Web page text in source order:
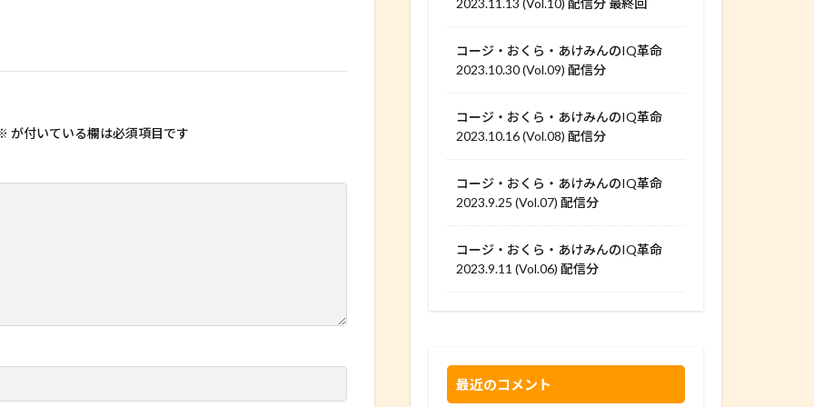
が付いている欄は必須項目です
2023.11.13 (Vol.10) 配信分 最終回
コージ・おくら・あけみんのIQ革命
2023.10.30 (Vol.09) 配信分
コージ・おくら・あけみんのIQ革命
2023.10.16 (Vol.08) 配信分
コージ・おくら・あけみんのIQ革命
2023.9.25 (Vol.07) 配信分
コージ・おくら・あけみんのIQ革命
2023.9.11 (Vol.06) 配信分
最近のコメント